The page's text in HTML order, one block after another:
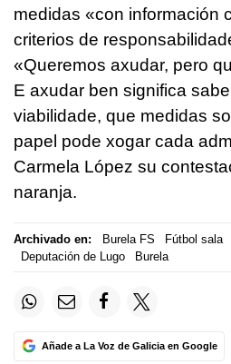
medidas «con información
criterios de
«Queremos axudar, pero
E axudar ben significa
viabilidade, que medidas
papel pode xogar cada
Carmela López su
naranja.
Archivado en: Burela FS Fútbol sala
Deputación de Lugo
Burela
Añade a La Voz de Galicia en Google